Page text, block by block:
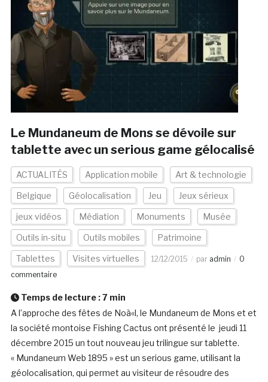
Le Mundaneum de Mons se dévoile sur
tablette avec un serious game gélocalisé
ACTUALITÉS Application mobile Art & technologie
Belgique Géolocalisation Jeu Jeux sérieux
jeux vidéos Médiation Monuments Musée
Outils in-situ Outils mobiles Patrimoine
Tablettes Visites virtuelles 12/12/2015 par admin
0
commentaire
Temps de lecture :7 min
A l’approche des fêtes de Noà«l, le Mundaneum de Mons et et
la société montoise Fishing Cactus ont présenté le jeudi 11
décembre 2015 un tout nouveau jeu trilingue sur tablette.
« Mundaneum Web 1895 » est un serious game, utilisant la
géolocalisation, qui permet au visiteur de résoudre des